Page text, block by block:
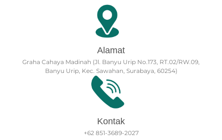
Alamat
Graha Cahaya Madinah (Jl. Banyu Urip No.173, RT.02/RW.09,
Banyu Urip, Kec. Sawahan, Surabaya, 60254)
Kontak
+62 851-3689-2027